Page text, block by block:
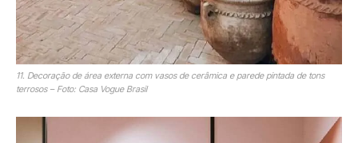
11. Decoração de área externa com vasos de cerâmica e parede pintada de tons
terrosos – Foto: Casa Vogue Brasil